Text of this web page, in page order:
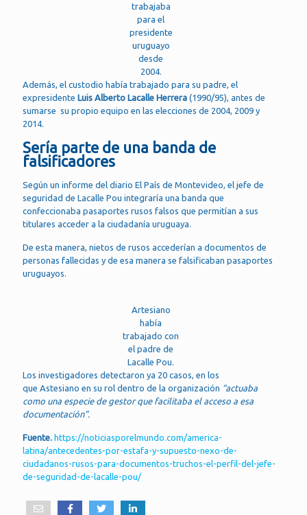
trabajaba
para el
presidente
uruguayo
desde
2004.
Además, el custodio había trabajado para su padre, el
expresidente Luis Alberto Lacalle Herrera (1990/95), antes de
sumarse su propio equipo en las elecciones de 2004, 2009 y
2014.
Sería parte de una banda de
falsificadores
Según un informe del diario El País de Montevideo, el jefe de
seguridad de Lacalle Pou integraría una banda que
confeccionaba pasaportes rusos falsos que permitían a sus
titulares acceder a la ciudadanía uruguaya.
De esta manera, nietos de rusos accederían a documentos de
personas fallecidas y de esa manera se falsificaban pasaportes
uruguayos.
Artesiano
había
trabajado con
el padre de
Lacalle Pou.
Los investigadores detectaron ya 20 casos, en los
que Astesiano en su rol dentro de la organización “actuaba
como una especie de gestor que facilitaba el acceso a esa
documentación”.
Fuente. https://noticiasporelmundo.com/america-
latina/antecedentes-por-estafa-y-supuesto-nexo-de-
ciudadanos-rusos-para-documentos-truchos-el-perfil-del-jefe-
de-seguridad-de-lacalle-pou/